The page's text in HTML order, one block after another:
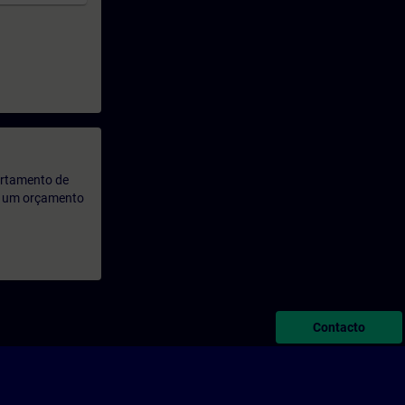
de
um orçamento
Contacto